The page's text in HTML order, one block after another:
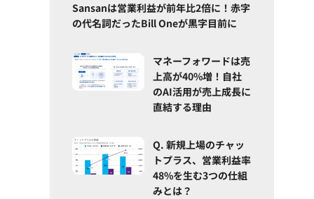
Sansanは営業利益が前年比2倍に！赤字
の代名詞だったBill Oneが黒字目前に
マネーフォワードは売
上高が40%増！自社
のAI活用が売上成長に
直結する理由
Q. 新規上場のチャッ
トプラス、営業利益率
48%を生む3つの仕組
みとは？